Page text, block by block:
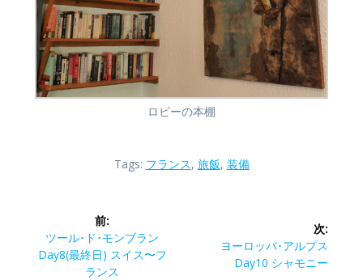
ロビーの本棚
Tags: フランス, 旅飯, 装備
稿
前:
前
の
ツール･ド･モンブラン
Day8(最終日) スイス〜フ
ランス
次:
次
ヨーロッパ･アルプス
Day10 シャモニー